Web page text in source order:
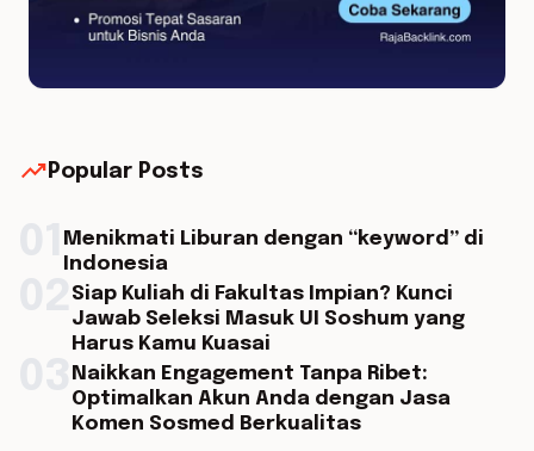
trending_up Popular Posts
Menikmati Liburan dengan “keyword” di
Indonesia
Siap Kuliah di Fakultas Impian? Kunci
Jawab Seleksi Masuk UI Soshum yang
Harus Kamu Kuasai
Naikkan Engagement Tanpa Ribet:
Optimalkan Akun Anda dengan Jasa
Komen Sosmed Berkualitas